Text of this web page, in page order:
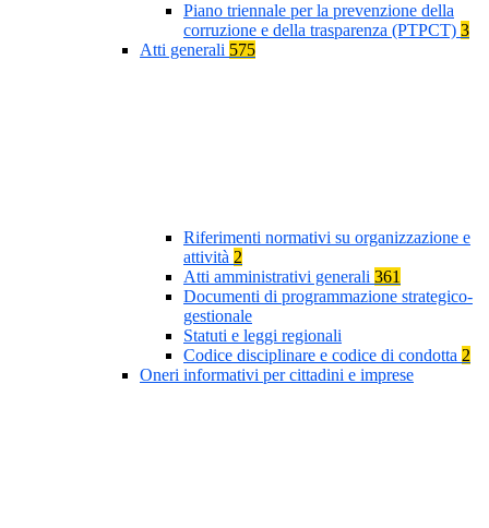
Piano triennale per la prevenzione della
corruzione e della trasparenza (PTPCT) 3
Atti generali 575
Riferimenti normativi su organizzazione e
attività 2
Atti amministrativi generali 361
Documenti di programmazione strategico-
gestionale
Statuti e leggi regionali
Codice disciplinare e codice di condotta 2
Oneri informativi per cittadini e imprese